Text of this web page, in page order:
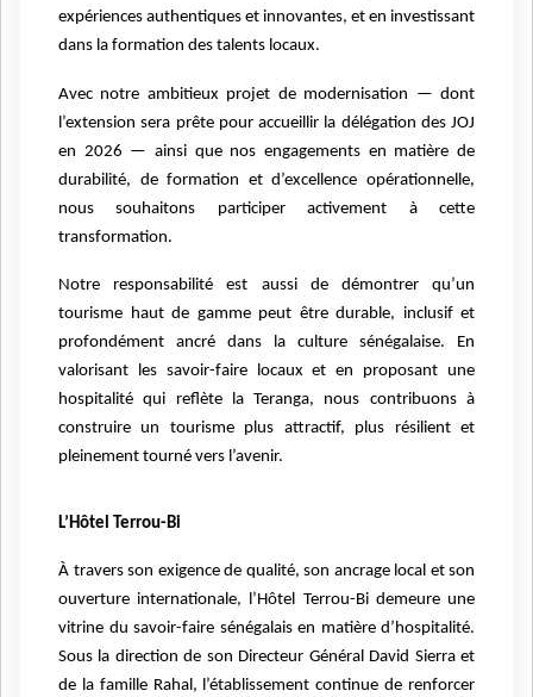
expériences authentiques et innovantes, et en investissant
dans la formation des talents locaux.
Avec notre ambitieux projet de modernisation — dont
l’extension sera prête pour accueillir la délégation des JOJ
en 2026 — ainsi que nos engagements en matière de
durabilité, de formation et d’excellence opérationnelle,
nous souhaitons participer activement à cette
transformation.
Notre responsabilité est aussi de démontrer qu’un
tourisme haut de gamme peut être durable, inclusif et
profondément ancré dans la culture sénégalaise. En
valorisant les savoir-faire locaux et en proposant une
hospitalité qui reflète la Teranga, nous contribuons à
construire un tourisme plus attractif, plus résilient et
pleinement tourné vers l’avenir.
L’Hôtel Terrou-Bi
À travers son exigence de qualité, son ancrage local et son
ouverture internationale, l’Hôtel Terrou-Bi demeure une
vitrine du savoir-faire sénégalais en matière d’hospitalité.
Sous la direction de son Directeur Général David Sierra et
de la famille Rahal, l’établissement continue de renforcer